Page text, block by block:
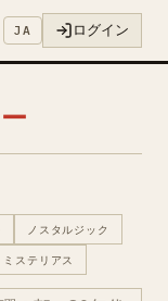
JA ログイン
ノスタルジック
ミステリアス